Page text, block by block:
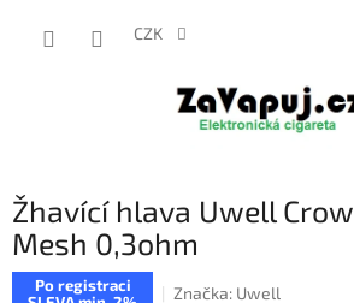
CZK
Žhavící hlava Uwell
Mesh 0,3ohm
Po registraci
Značka: Uwell